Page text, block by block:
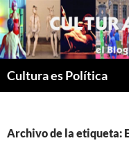
Saltar
al
contenido
Cultura es Política
Archivo de la etiqueta: